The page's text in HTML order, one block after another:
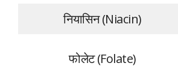
नियासिन (Niacin)
फोलेट (Folate)